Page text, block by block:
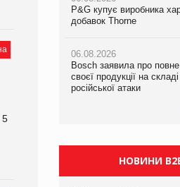
5
P&G купує виробника
добавок Thorne
06.08.2026
Bosch заявила про
своєї продукції на
російської атаки
у VARUS з’явилися
ТОКЕРИ
Сергій Лісунов про
P&G купує виробника
добавок Thorne
06.08.2026
Bosch заявила про
своєї продукції на
російської атаки
НОВИНИ